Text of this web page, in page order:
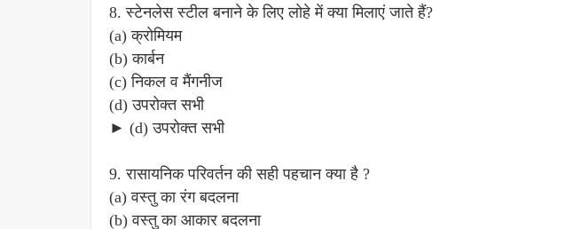
8. स्टेनलेस स्टील बनाने के लिए लोहे में क्या मिलाएं जाते हैं?
(a) क्रोमियम
(b) कार्बन
(c) निकल व मैंगनीज
(d) उपरोक्त सभी
► (d) उपरोक्त सभी
9. रासायनिक परिवर्तन की सही पहचान क्या है ?
(a) वस्तु का रंग बदलना
(b) वस्तु का आकार बदलना